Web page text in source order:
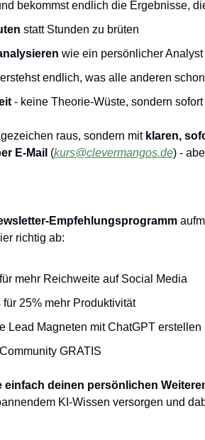
bekommst endlich die Ergebnisse,
statt Stunden zu brüten
wie ein persönlicher Analyst
endlich, was alle anderen
- keine Theorie-Wüste, sondern
raus, sondern mit klaren,
E-Mail (kurs@clevermangos.de) -
Empfehlungsprogramm
richtig ab:
mehr Reichweite auf Social Media
25% mehr Produktivität
Lead Magneten mit ChatGPT erstellen
GRATIS
einfach deinen persönlichen
KI-Wissen versorgen und